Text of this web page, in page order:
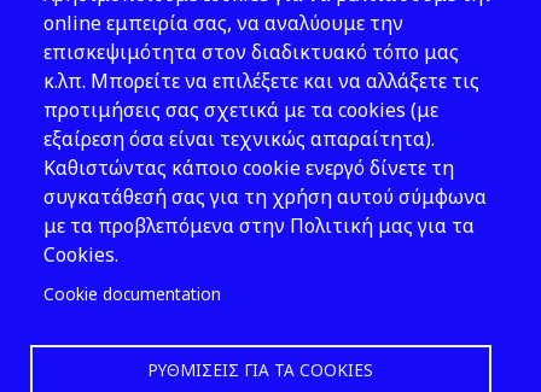
Νομοθεσία
Εκδόσεις
Νέα - Εκδηλώσεις
Ακολουθήστε μας
online εμπειρία σας, να αναλύουμε την
επισκεψιμότητα στον διαδικτυακό τόπο μας
κ.λπ. Μπορείτε να επιλέξετε και να αλλάξετε τις
προτιμήσεις σας σχετικά με τα cookies (με
εξαίρεση όσα είναι τεχνικώς απαραίτητα).
Καθιστώντας κάποιο cookie ενεργό δίνετε τη
συγκατάθεσή σας για τη χρήση αυτού σύμφωνα
με τα προβλεπόμενα στην Πολιτική μας για τα
Cookies.
Cookie documentation
ΡΥΘΜΊΣΕΙΣ ΓΙΑ ΤΑ COOKIES